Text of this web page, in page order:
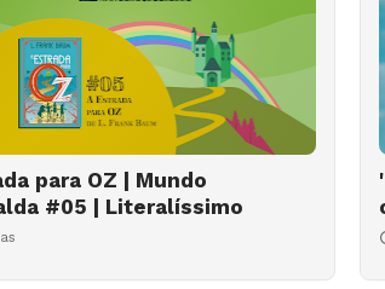
para OZ | Mundo
#05 | Literalíssimo